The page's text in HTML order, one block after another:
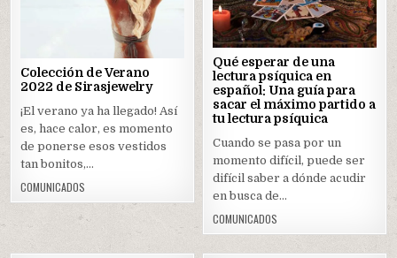
Colección de Verano
2022 de Sirasjewelry
¡El verano ya ha llegado! Así
es, hace calor, es momento
de ponerse esos vestidos
tan bonitos,…
COMUNICADOS
in
Qué esperar de una
lectura psíquica en
español: Una guía para
sacar el máximo partido a
tu lectura psíquica
Cuando se pasa por un
momento difícil, puede ser
difícil saber a dónde acudir
en busca de…
COMUNICADOS